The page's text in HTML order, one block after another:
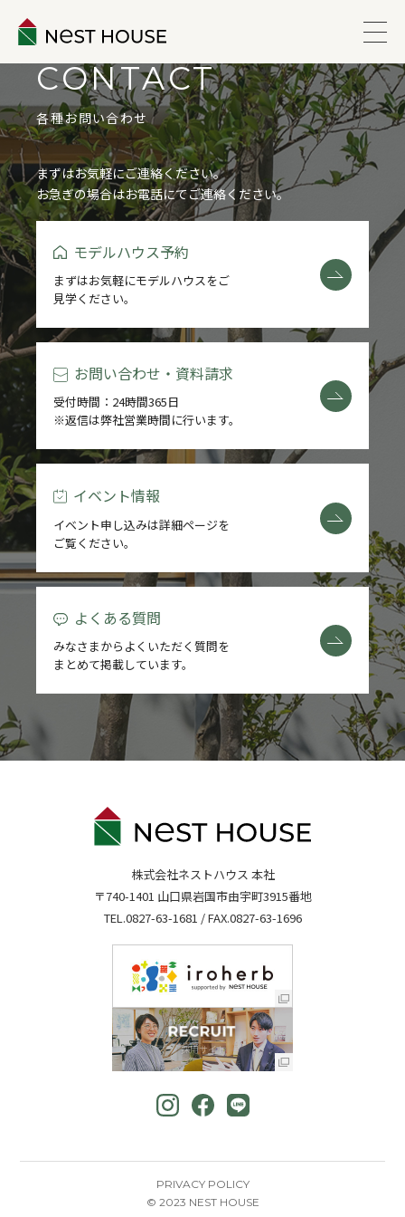
EVENT
ABOUT
WORKS
LINEUP
VOICE
ESTATE
REFORM
BLOG
COMPANY
モデルハウス来場予約
リフォームのお問い合わせ
CONTACT
各種お問い合わせ
まずはお気軽にご連絡ください。
お急ぎの場合はお電話にてご連絡ください。
モデルハウス予約
まずはお気軽にモデルハウスをご
見学ください。
お問い合わせ・資料請求
受付時間：24時間365日
※返信は弊社営業時間に行います。
イベント情報
イベント申し込みは詳細ページを
ご覧ください。
よくある質問
みなさまからよくいただく質問を
まとめて掲載しています。
株式会社ネストハウス 本社
〒740-1401 山口県岩国市由宇町3915番地
TEL.0827-63-1681 / FAX.0827-63-1696
PRIVACY POLICY
© 2023 NEST HOUSE